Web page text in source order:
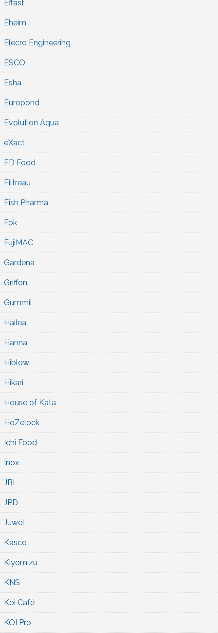
Effast
Eheim
Elecro Engineering
ESCO
Esha
Europond
Evolution Aqua
eXact
FD Food
Filtreau
Fish Pharma
Fok
FujiMAC
Gardena
Griffon
Gummil
Hailea
Hanna
Hiblow
Hikari
House of Kata
HoZelock
Ichi Food
Inox
JBL
JPD
Juwel
Kasco
Kiyomizu
KNS
Koi Café
KOI Pro